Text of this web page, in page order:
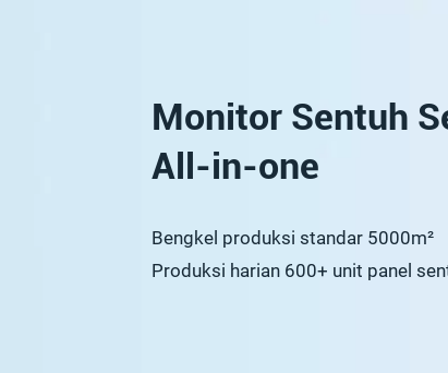
Monitor Sentuh
All-in-one
Bengkel produksi standar 5000m²
Produksi harian 600+ unit panel